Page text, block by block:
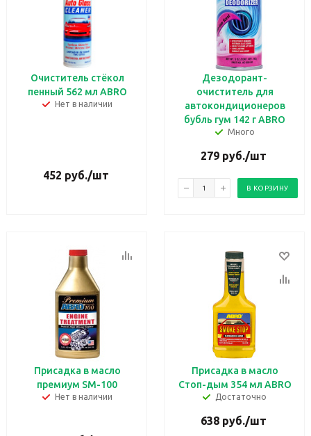
Очиститель стёкол
пенный 562 мл ABRO
Нет в наличии
452 руб./шт
Дезодорант-
очиститель для
автокондиционеров
бубль гум 142 г ABRO
Много
279руб./шт
В КОРЗИНУ
Присадка в масло
премиум SM-100
Нет в наличии
Присадка в масло
Стоп-дым 354 мл ABRO
Достаточно
638руб./шт